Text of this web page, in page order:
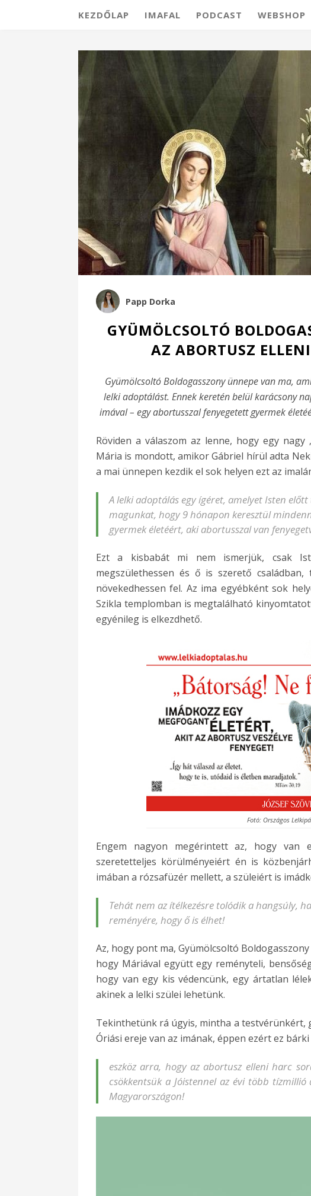
KEZDŐLAP IMAFAL PODCAST WEBSHOP
Papp Dorka
GYÜMÖLCSOLTÓ
AZ ABORTUSZ
Gyümölcsoltó Boldogasszony ünnepe van ma,
lelki adoptálást. Ennek keretén belül karácsony
imával – egy abortusszal fenyegetett gyermek
Röviden a válaszom az lenne, hogy egy nagy
Mária is mondott, amikor Gábriel hírül adta
a mai ünnepen kezdik el sok helyen ezt az
A lelki adoptálás egy ígéret, amelyet Isten
magunkat, hogy 9 hónapon keresztül
gyermek életéért, aki abortusszal van
Ezt a kisbabát mi nem ismerjük, csak
megszülethessen és ő is szerető
növekedhessen fel. Az ima egyébként sok
Szikla templomban is megtalálható
egyénileg is elkezdhető.
Fotó: Országos
Engem nagyon megérintett az, hogy van
szeretetteljes körülményeiért én is
imában a rózsafüzér mellett, a szüleiért is
Tehát nem az ítélkezésre tolódik a hangsúly,
reményére, hogy ő is élhet!
Az, hogy pont ma, Gyümölcsoltó
hogy Máriával együtt egy reményteli,
hogy van egy kis védencünk, egy ártatlan
akinek a lelki szülei lehetünk.
Tekinthetünk rá úgyis, mintha a
Óriási ereje van az imának, éppen ezért ez
eszköz arra, hogy az abortusz elleni harc
csökkentsük a Jóistennel az évi több
Magyarországon!